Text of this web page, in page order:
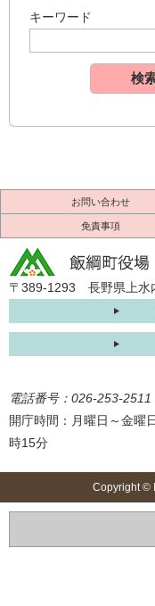
キーワード
お問い合わせ
免責事項
〒389-1293 長野県上水
電話番号：026-253-2511
開庁時間：月曜日～金曜
時15分
Copyright ©